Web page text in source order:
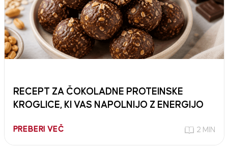
RECEPT ZA ČOKOLADNE PROTEINSKE
KROGLICE, KI VAS NAPOLNIJO Z ENERGIJO
PREBERI VEČ 2 MIN